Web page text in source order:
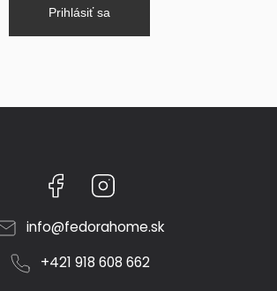
Prihlásiť sa
Facebook
info@fedorahome.sk
+421 918 608 662